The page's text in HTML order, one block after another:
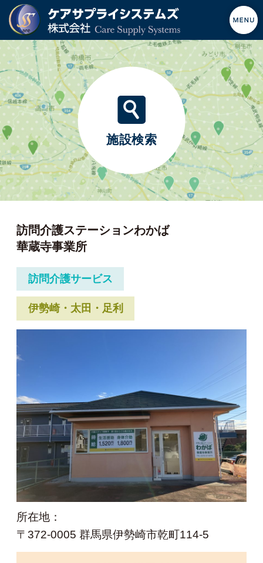
施設検索
訪問介護ステーションわかば
華蔵寺事業所
訪問介護サービス
伊勢崎・太田・足利
所在地：
〒372-0005 群馬県伊勢崎市乾町114-5